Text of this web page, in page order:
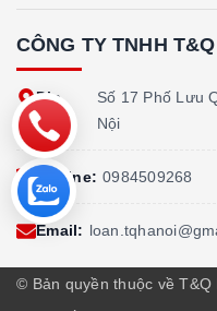
CÔNG TY TNHH
Địa
chỉ:
Số 17 Phố Lưu
Nội
Hotline: 0984509268
Email:
© Bản quyền thuộc về T&Q